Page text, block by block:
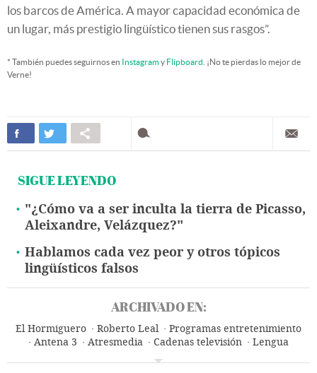
los barcos de América. A mayor capacidad económica de
un lugar, más prestigio lingüístico tienen sus rasgos”.
* También puedes seguirnos en Instagramy Flipboard . ¡No te pierdas lo mejor de
Verne!
SIGUE LEYENDO
"¿Cómo va a ser inculta la tierra de Picasso,
Aleixandre, Velázquez?"
Hablamos cada vez peor y otros tópicos
lingüísticos falsos
ARCHIVADO EN:
El Hormiguero Roberto Leal
Programas entretenimiento
Antena 3
Atresmedia Cadenas televisión
Lengua